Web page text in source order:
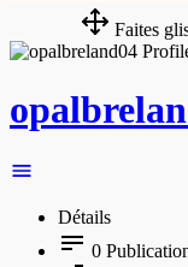
Faites
Détails
0